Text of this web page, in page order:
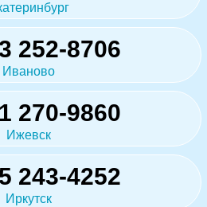
252-8706
Иваново
270-9860
Ижевск
243-4252
Иркутск